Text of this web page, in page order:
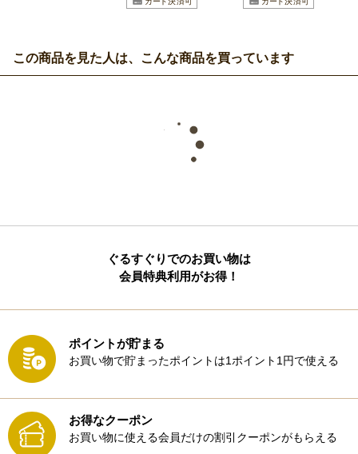
この商品を見た人は、こんな商品を買っています
ぐるすぐりでのお買い物は
会員特典利用がお得！
ポイントが貯まる
お買い物で貯まったポイントは1ポイント1円で使える
お得なクーポン
お買い物に使える会員だけの割引クーポンがもらえる